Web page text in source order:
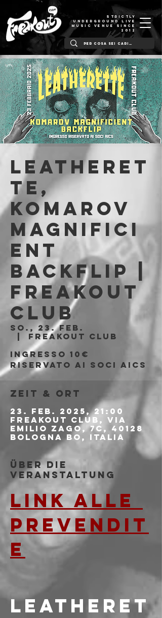
STRICTLY
UNDERGROUND LIVE
MUSIC VENUE SINCE
2012
Leatheret
te,
Komarov
Magnifici
ent
Backflip |
Freakout
Club
So., 23. Feb.
Freakout Club
Ingresso 10€
riservato ai soci AICS
Zeit & Ort
23. Feb. 2025, 21:00
Freakout Club, Via
Emilio Zago, 7c, 40128
Bologna BO, Italia
Über die
Veranstaltung
Link alle
prevendit
e
LEATHERET